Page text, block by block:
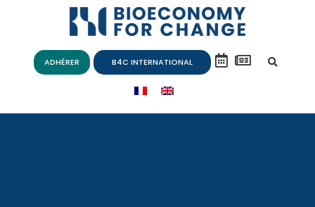
ADHÉRER B4C INTERNATIONAL